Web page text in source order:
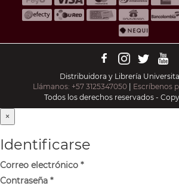
Distribuidora y Librería
Llámanos: +57 3125347050 | Escríbenos
Todos los derechos reservados -
×
Identificarse
Correo electrónico *
Contraseña *